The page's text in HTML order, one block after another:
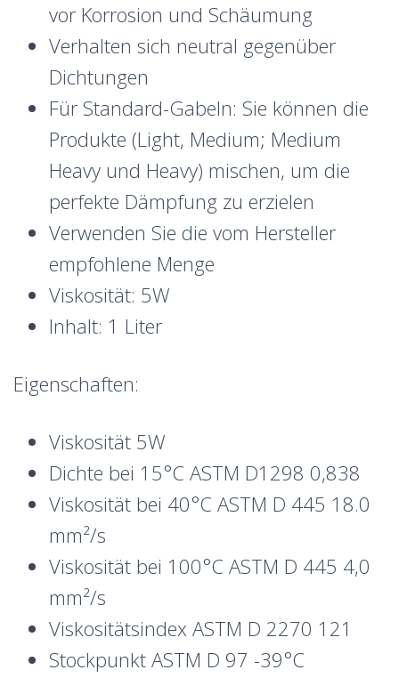
vor Korrosion und Schäumung
Verhalten sich neutral gegenüber
Dichtungen
Für Standard-Gabeln: Sie können die
Produkte (Light, Medium; Medium
Heavy und Heavy) mischen, um die
perfekte Dämpfung zu erzielen
Verwenden Sie die vom Hersteller
empfohlene Menge
Viskosität: 5W
Inhalt: 1 Liter
Eigenschaften:
Viskosität 5W
Dichte bei 15°C ASTM D1298 0,838
Viskosität bei 40°C ASTM D 445 18.0
mm²/s
Viskosität bei 100°C ASTM D 445 4,0
mm²/s
Viskositätsindex ASTM D 2270 121
Stockpunkt ASTM D 97 -39°C